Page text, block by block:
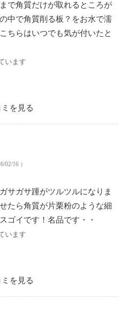
で角質だけが取れるところが
中で角質削る板？をお水で濡
ちらはいつでも気が付いたと
います
を見る
02/16 ）
サガサ踵がツルツルになりま
たら角質が片栗粉のような細
ゴイです！名品です・・
います
を見る